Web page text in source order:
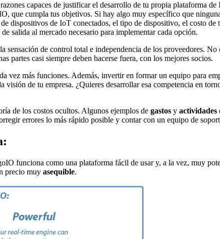
capaces de justificar el desarrollo de tu propia plataforma
que cumpla tus objetivos. Si hay algo muy específico que
dispositivos de IoT conectados, el tipo de dispositivo, el costo
salida al mercado necesario para implementar cada opción.
sensación de control total e independencia de los proveedores.
partes casi siempre deben hacerse fuera, con los mejores socios.
vez más funciones. Además, invertir en formar un equipo para
de tu empresa. ¿Quieres desarrollar esa competencia en
de los costos ocultos. Algunos ejemplos de gastos y actividades
errores lo más rápido posible y contar con un equipo de
funciona como una plataforma fácil de usar y, a la vez, muy
precio muy asequible.